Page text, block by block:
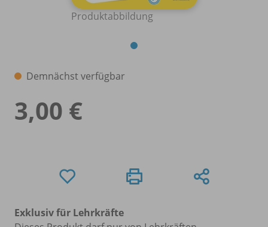
Produktabbildung
Demnächst verfügbar
3,00 €
Exklusiv für Lehrkräfte